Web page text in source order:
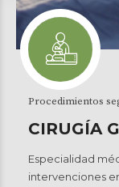
Procedimientos
CIRUGÍA
Especialidad
intervenciones